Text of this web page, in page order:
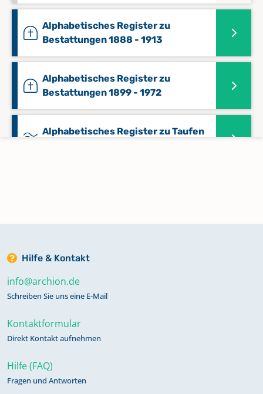
Alphabetisches Register zu
Bestattungen 1888 - 1913
Alphabetisches Register zu
Bestattungen 1899 - 1972
Alphabetisches Register zu Taufen
Trauungen 1875 - 1913
Trauungen 1928 - 2016
Keine verfügbaren Digitalisate
Bestattungen 1899 - 1972
Hilfe & Kontakt
info@archion.de
Schreiben Sie uns eine E-Mail
Kontaktformular
Direkt Kontakt aufnehmen
Hilfe (FAQ)
Fragen und Antworten